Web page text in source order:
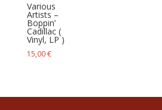
Various
Artists –
Boppin’
Cadillac (
Vinyl, LP )
15,00€